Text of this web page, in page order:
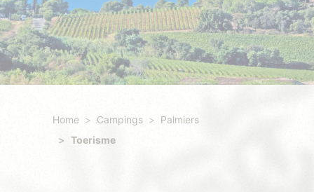
Home Campings
Palmiers
Toerisme